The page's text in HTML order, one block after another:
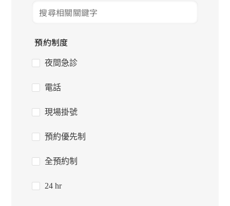
預約制度
夜間急診
電話
現場掛號
預約優先制
全預約制
24 hr